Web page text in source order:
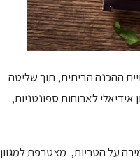
ההכנה הביתית, תוך שליטה
לארוחות ספונטניות,
נוחה ושמירה על הטריות, מצטרפת למגוון